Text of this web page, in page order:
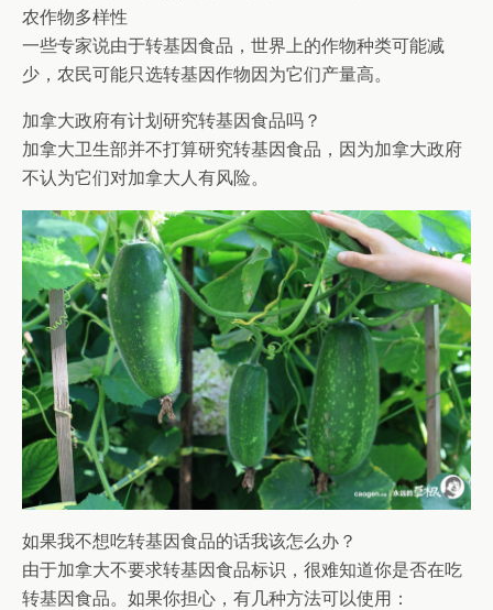
农作物多样性
一些专家说由于转基因食品，世界上的作物种类可能减
少，农民可能只选转基因作物因为它们产量高。
加拿大政府有计划研究转基因食品吗？
加拿大卫生部并不打算研究转基因食品，因为加拿大政府
不认为它们对加拿大人有风险。
如果我不想吃转基因食品的话我该怎么办？
由于加拿大不要求转基因食品标识，很难知道你是否在吃
转基因食品。如果你担心，有几种方法可以使用：